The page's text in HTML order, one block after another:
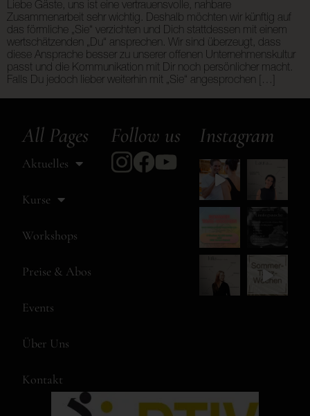
Liebe Gäste, uns ist eine vertrauensvolle, nahbare
Zusammenarbeit sehr wichtig. Deshalb möchten wir künftig auf
das förmliche „Sie“ verzichten und Dich stattdessen mit einem
wertschätzenden „Du“ ansprechen. Wir sind überzeugt, dass
diese Ansprache besser zu unserer offenen Unternehmenskultur
passt und die Kommunikation mit Dir noch persönlicher macht.
Falls Du jedoch lieber weiterhin mit „Sie“ angesprochen […]
All Pages
Aktuelles
Kurse
Workshops
Preise & Abos
Events
Über Uns
Kontakt
Follow us Instagram